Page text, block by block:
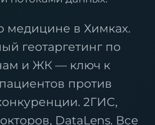
медицине в Химках.
геотаргетинг по
и ЖК — ключ к
против
2ГИС,
DataLens. Все